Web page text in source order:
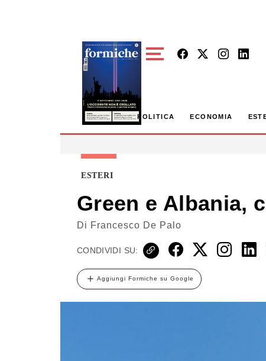
POLITICA ECONOMIA
ESTERI
Green e Albania,
Di Francesco De Palo
CONDIVIDI SU:
Aggiungi Formiche su Google